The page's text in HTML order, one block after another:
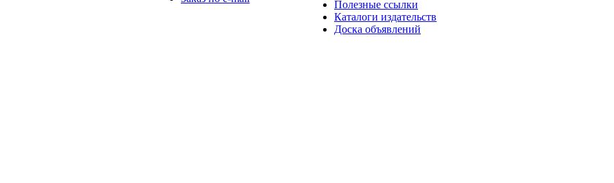
Полезные ссылки
Каталоги издательств
Доска объявлений